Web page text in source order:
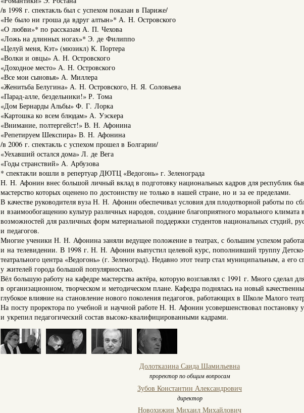
/в 1998 г. спектакль был с успехом показан в Париже/
«Не было ни гроша да вдруг алтын»* А. Н. Островского
«О любви»* по рассказам А. П. Чехова
«Ложь на длинных ногах»* Э. де Филиппо
«Целуй меня, Кэт» (мюзикл) К. Портера
«Волки и овцы» А. Н. Островского
«Доходное место» А. Н. Островского
«Все мои сыновья» А. Миллера
«Женитьба Белугина» А. Н. Островского, Н. Я. Соловьева
«Парад-алле, бездельники!» Р. Тома
«Дом Бернарды Альбы» Ф. Г. Лорка
«Картошка ко всем блюдам» А. Уэскера
«Внимание, полтергейст!» В. Н. Афонина
«Репетируем Шекспира» В. Н. Афонина
/в 2006 г. спектакль с успехом прошел в Болгарии/
«Уехавший остался дома» Л. де Вега
«Годы странствий» А. Арбузова
* спектакли вошли в репертуар ДЮТЦ «Ведогонь» г. Зеленограда
Н. Н. Афонин внес большой личный вклад в подготовку национальных кадров для республик
мастерство которых оценено по достоинству не только в нашей стране, но и за ее пределами.
В качестве руководителя вуза Н. Н. Афонин обеспечивал условия для плодотворной работы по
и взаимообогащению культур различных народов, создание благоприятного морального климата
возможностей для различных форм материальной поддержки студентов национальных студий,
и педагогов.
Многие ученики Н. Н. Афонина заняли ведущее положение в театрах, с большим успехом
и на телевидении. В 1998 г. Н. Н. Афонин выпустил целевой курс, пополнивший труппу
театрального центра «Ведогонь» (г. Зеленоград). Недавно этот театр стал муниципальным, а его
у жителей города большой популярностью.
Вёл большую работу на кафедре мастерства актёра, которую возглавлял с 1991 г. Много сделал
в организационном, творческом и методическом плане. Кафедра поднялась на новый
глубокое влияние на становление нового поколения педагогов, работающих в Школе Малого
На посту проректора по учебной и научной работе Н. Н. Афонин усовершенствовал постановку
и укрепил педагогический состав высоко-квалифицированными кадрами.
Долотказина Саида Шамильевна
проректор по общим вопросам
Зубов Константин Александрович
директор
Новохижин Михаил Михайлович